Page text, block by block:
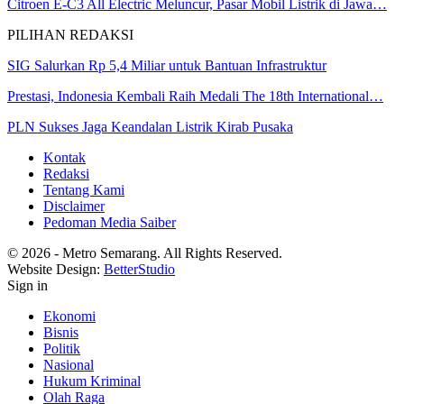
Citroen E-C3 All Electric Meluncur, Pasar Mobil Listrik di Jawa…
PILIHAN REDAKSI
SIG Salurkan Rp 5,4 Miliar untuk Bantuan Infrastruktur
Prestasi, Indonesia Kembali Raih Medali The 18th International…
PLN Sukses Jaga Keandalan Listrik Kirab Pusaka
Kontak
Redaksi
Tentang Kami
Disclaimer
Pedoman Media Saiber
© 2026 - Metro Semarang. All Rights Reserved.
Website Design: BetterStudio
Sign in
Ekonomi
Bisnis
Politik
Nasional
Hukum Kriminal
Olah Raga